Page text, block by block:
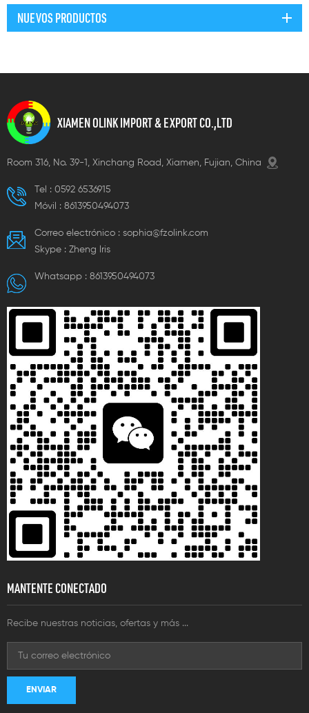
NUEVOS PRODUCTOS
XIAMEN OLINK IMPORT & EXPORT CO.,LTD
Room 316, No. 39-1, Xinchang Road, Xiamen, Fujian, China
Tel : 0592 6536915
Móvil : 8613950494073
Correo electrónico : sophia@fzolink.com
Skype : Zheng lris
Whatsapp : 8613950494073
MANTENTE CONECTADO
Recibe nuestras noticias, ofertas y más ...